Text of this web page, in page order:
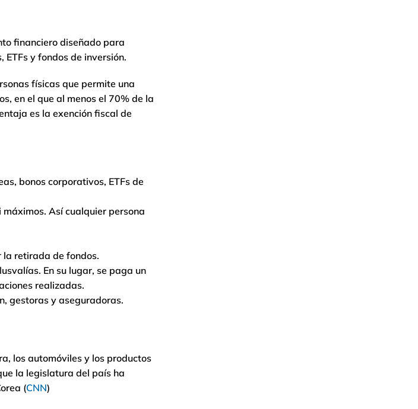
financiero diseñado para
y fondos de inversión.
físicas que permite una
en el que al menos el 70% de la
es la exención fiscal de
bonos corporativos, ETFs de
Así cualquier persona
la retirada de fondos.
En su lugar, se paga un
realizadas.
gestoras y aseguradoras.
los automóviles y los productos
la legislatura del país ha
(CNN)